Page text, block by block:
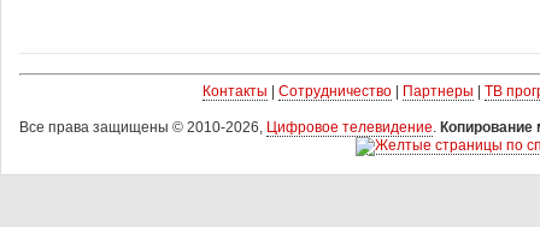
Контакты Сотрудничество| Партнеры ТВ
Все права защищены © 2010-2026, Цифровое телевидение. Копирование